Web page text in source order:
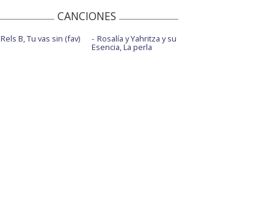
CANCIONES
Rels B, Tu vas sin (fav) Rosalía y Yahritza y su
Esencia, La perla